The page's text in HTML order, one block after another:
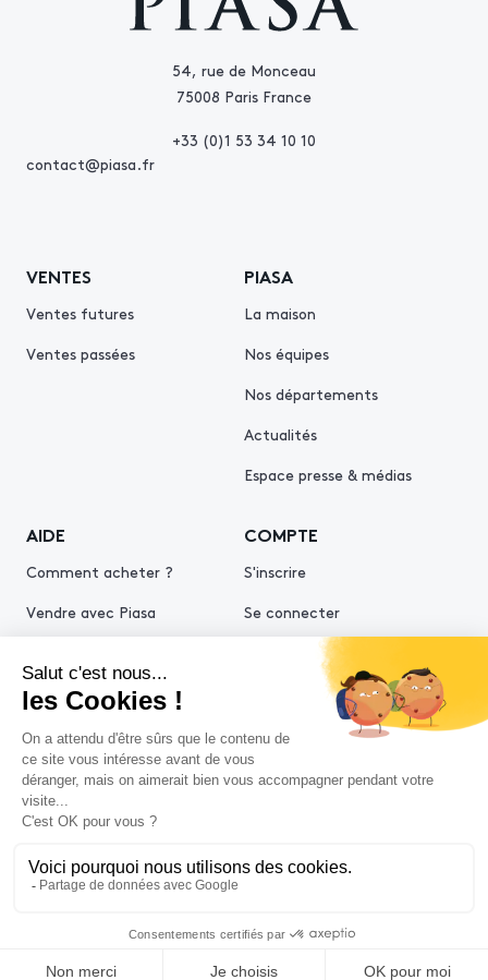
54, rue de Monceau
75008 Paris France
+33 (0)1 53 34 10 10
contact@piasa.fr
VENTES
Ventes futures
Ventes passées
PIASA
La maison
Nos équipes
Nos départements
Actualités
Espace presse & médias
AIDE
Comment acheter ?
Vendre avec Piasa
COMPTE
S'inscrire
Se connecter
Politiques de confidentialitéPolitique cookies
Conditions générales d'utilisation